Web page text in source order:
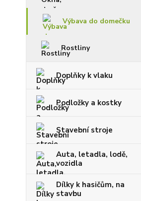
Výbava do domečku
Rostliny
Doplňky k vlaku
Podložky a kostky
Stavební stroje
Auta, letadla, lodě,
vozidla
Dílky k hasičům, na
stavbu